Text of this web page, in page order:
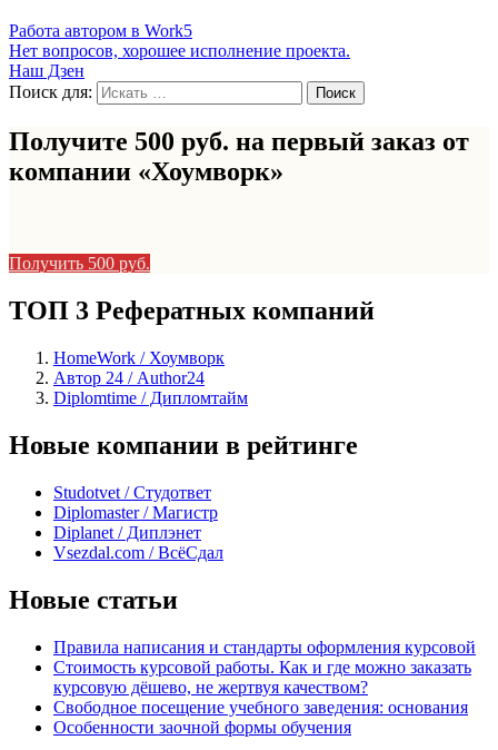
Работа автором в Work5
Нет вопросов, хорошее исполнение проекта.
Наш Дзен
Поиск для:
Получите 500 руб. на первый заказ от
компании «Хоумворк»
Получить 500 руб.
ТОП 3 Рефератных компаний
HomeWork / Хоумворк
Автор 24 / Author24
Diplomtime / Дипломтайм
Новые компании в рейтинге
Studotvet / Студответ
Diplomaster / Магистр
Diplanet / Диплэнет
Vsezdal.com / ВсёСдал
Новые статьи
Правила написания и стандарты оформления курсовой
Стоимость курсовой работы. Как и где можно заказать
курсовую дёшево, не жертвуя качеством?
Свободное посещение учебного заведения: основания
Особенности заочной формы обучения